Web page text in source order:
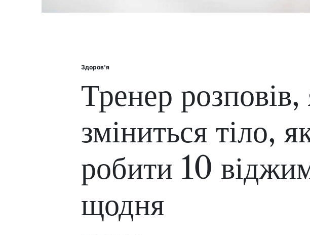
Posted
Здоров'я
Тренер розповів,
зміниться тіло,
робити 10
щодня